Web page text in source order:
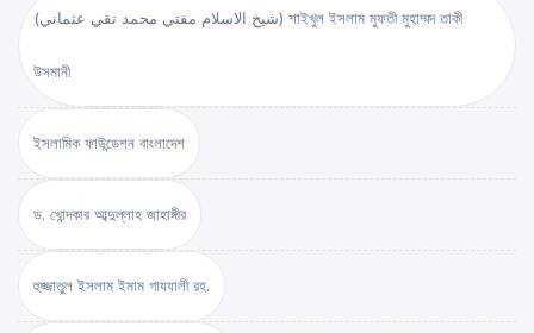
(شيخ الاسلام مفتي محمد تقي عثماني) শাইখুল ইসলাম মুফতী মুহাম্মদ তাকী
উসমানী
ইসলামিক ফাউন্ডেশন বাংলাদেশ
ড. খোন্দকার আব্দুল্লাহ জাহাঙ্গীর
হুজ্জাতুল ইসলাম ইমাম গাযযালী রহ.